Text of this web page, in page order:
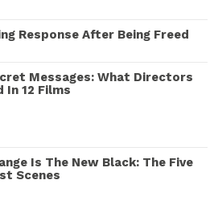
Response After Being Freed
Messages: What Directors
In 12 Films
Is The New Black: The Five
Scenes